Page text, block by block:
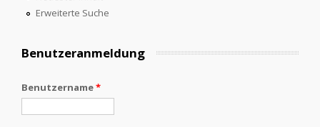
Erweiterte Suche
Benutzeranmeldung
Benutzername*